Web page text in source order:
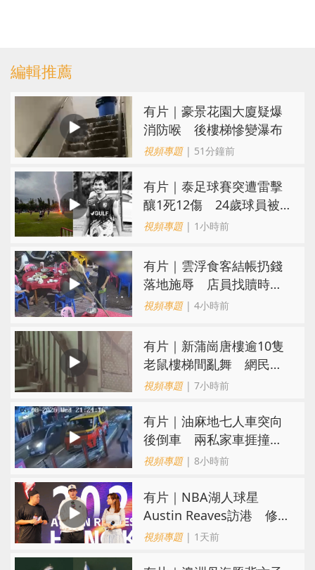
編輯推薦
有片｜豪景花園大廈疑爆
消防喉 後樓梯慘變瀑布
視頻專題| 51分鐘前
有片｜泰足球賽突遭雷擊
釀1死12傷 24歲球員被
閃電劈中亡
視頻專題| 1小時前
​有片｜雲浮食客結帳扔錢
落地施辱 店員找贖時還
施彼身獲老闆肯定
視頻專題| 4小時前
有片｜新蒲崗唐樓逾10隻
老鼠樓梯間亂舞 網民嚇
親：每次經過都要好大勇
視頻專題| 7小時前
有片｜油麻地七人車突向
後倒車 兩私家車捱撞
司機不顧而去
視頻專題| 8小時前
有片｜NBA湖人球星
Austin Reaves訪港 修
頓與青少年交流球技
視頻專題| 1天前